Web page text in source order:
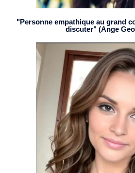
"Personne empathique au grand
discuter" (Ange